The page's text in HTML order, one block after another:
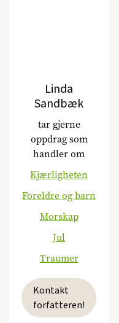
Linda
Sandbæk
tar gjerne
oppdrag som
handler om
Kjærligheten
Foreldre og barn
Morskap
Jul
Traumer
Kontakt
forfatteren!